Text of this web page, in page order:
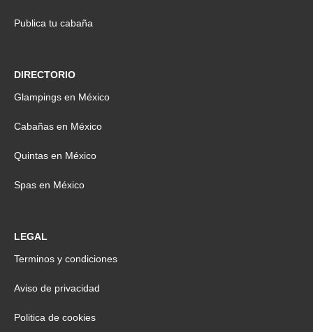
Publica tu cabaña
DIRECTORIO
Glampings en México
Cabañas en México
Quintas en México
Spas en México
LEGAL
Terminos y condiciones
Aviso de privacidad
Politica de cookies